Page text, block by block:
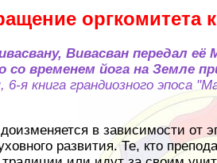
оргкомитета
Вивасван передал
временем йога на Земле
я книга грандиозного эпоса
в зависимости
развития. Те, кто